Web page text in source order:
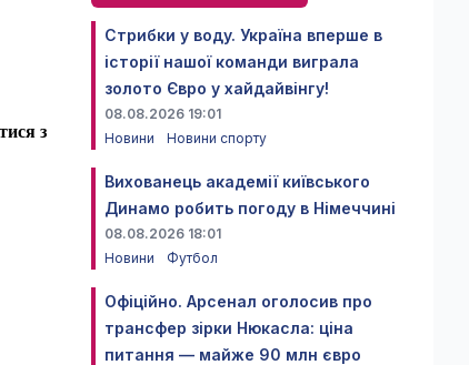
з
Стрибки у воду. Україна вперше в
історії нашої команди виграла
золото Євро у хайдайвінгу!
08.08.2026 19:01
Новини
Новини спорту
Вихованець академії київського
Динамо робить погоду в Німеччині
08.08.2026 18:01
Новини
Футбол
Офіційно. Арсенал оголосив про
трансфер зірки Нюкасла: ціна
питання — майже 90 млн євро